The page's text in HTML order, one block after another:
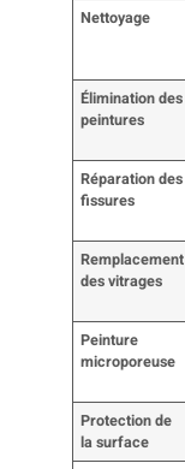
Nettoyage
Élimination des
peintures
Réparation des
fissures
Remplacement
des vitrages
Peinture
microporeuse
Protection de
la surface